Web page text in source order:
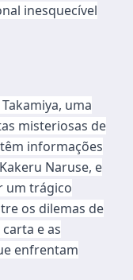
inesquecível
uma
misteriosas de
informações
Naruse, e
um trágico
os dilemas de
e as
enfrentam